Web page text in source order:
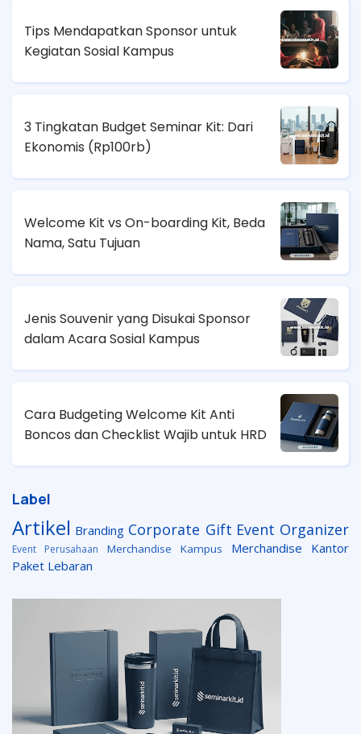
Tips Mendapatkan Sponsor untuk
Kegiatan Sosial Kampus
3 Tingkatan Budget Seminar Kit: Dari
Ekonomis (Rp100rb)
Welcome Kit vs On-boarding Kit, Beda
Nama, Satu Tujuan
Jenis Souvenir yang Disukai Sponsor
dalam Acara Sosial Kampus
Cara Budgeting Welcome Kit Anti
Boncos dan Checklist Wajib untuk HRD
Label
Artikel Branding Corporate Gift Event Organizer
Event Perusahaan Merchandise Kampus
Merchandise Kantor
Paket Lebaran